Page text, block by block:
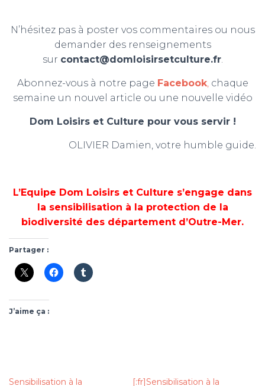
N’hésitez pas à poster vos commentaires ou nous
demander des renseignements
sur contact@domloisirsetculture.fr.
Abonnez-vous à notre page Facebook, chaque
semaine un nouvel article ou une nouvelle vidéo
Dom Loisirs et Culture pour vous servir !
OLIVIER Damien, votre humble guide.
L’Equipe Dom Loisirs et Culture s’engage dans
la sensibilisation à la protection de la
biodiversité des département d’Outre-Mer.
Partager :
J’aime ça :
Sensibilisation à la [:fr]Sensibilisation à la